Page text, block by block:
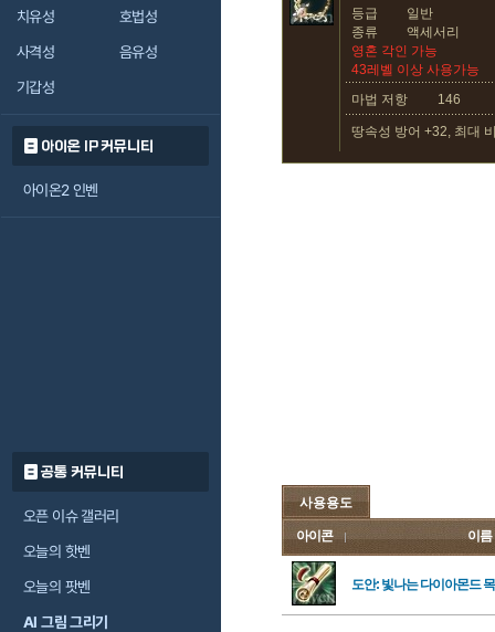
치유성
호법성
사격성
음유성
기갑성
아이온 IP 커뮤니티
아이온2 인벤
공통 커뮤니티
오픈 이슈 갤러리
오늘의 핫벤
오늘의 팟벤
AI 그림 그리기
등급
일반
종류
액세서리
영혼 각인 가능
43레벨 이상 사용가능
마법 저항
146
땅속성 방어 +32, 최대
사용용도
아이콘 이름
도안: 빛나는 다이아몬드